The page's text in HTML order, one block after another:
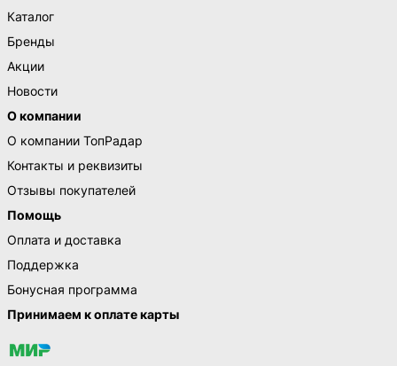
Каталог
Бренды
Акции
Новости
О компании
О компании ТопРадар
Контакты и реквизиты
Отзывы покупателей
Помощь
Оплата и доставка
Поддержка
Бонусная программа
Принимаем к оплате карты